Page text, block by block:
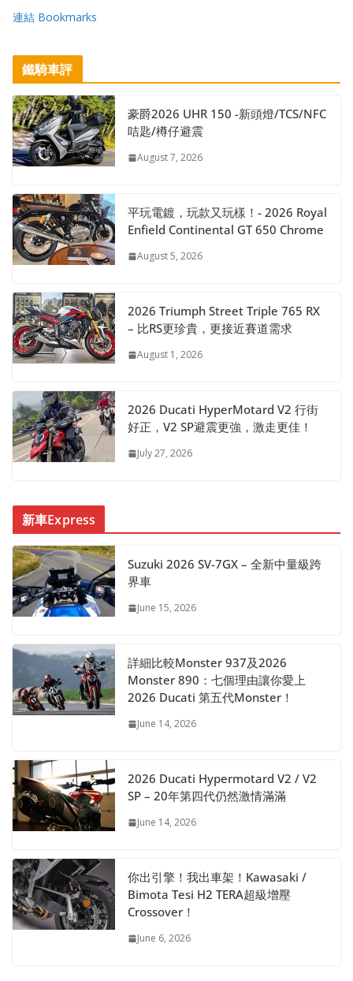
連結 Bookmarks
鐵騎車評
豪爵2026 UHR 150 -新頭燈/TCS/NFC
咭匙/樽仔避震
August 7, 2026
平玩電鍍，玩款又玩樣！- 2026 Royal
Enfield Continental GT 650 Chrome
August 5, 2026
2026 Triumph Street Triple 765 RX
– 比RS更珍貴，更接近賽道需求
August 1, 2026
2026 Ducati HyperMotard V2 行街
好正，V2 SP避震更強，激走更佳！
July 27, 2026
新車Express
Suzuki 2026 SV-7GX – 全新中量級跨
界車
June 15, 2026
詳細比較Monster 937及2026
Monster 890：七個理由讓你愛上
2026 Ducati 第五代Monster！
June 14, 2026
2026 Ducati Hypermotard V2 / V2
SP – 20年第四代仍然激情滿滿
June 14, 2026
你出引擎！我出車架！Kawasaki /
Bimota Tesi H2 TERA超級增壓
Crossover！
June 6, 2026